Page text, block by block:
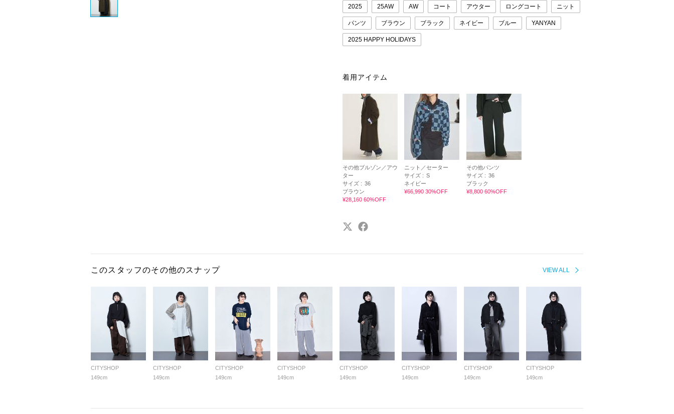
2025 25AW AW コート アウター ロングコート ニット
パンツ ブラウン ブラック ネイビー ブルー YANYAN
2025 HAPPY HOLIDAYS
着用アイテム
その他ブルゾン／アウ
ター
サイズ : 36
ブラウン
¥28,160 60%OFF
ニット／セーター
サイズ : S
ネイビー
¥66,990 30%OFF
その他パンツ
サイズ : 36
ブラック
¥8,800 60%OFF
VIEW ALL
このスタッフのその他のスナップ
CITYSHOP
149cm
CITYSHOP
149cm
CITYSHOP
149cm
CITYSHOP
149cm
CITYSHOP
149cm
CITYSHOP
149cm
CITYSHOP
149cm
CITYSHOP
149cm